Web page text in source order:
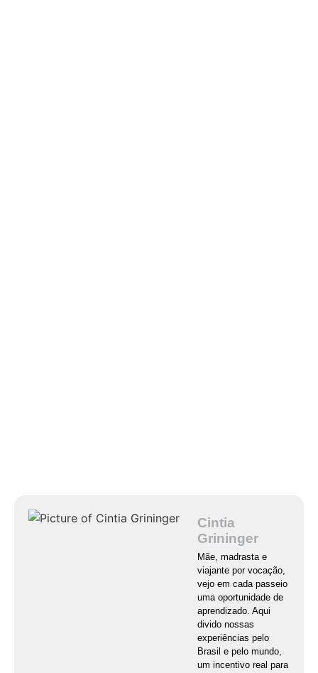
Cintia
Grininger
Mãe, madrasta e
viajante por vocação,
vejo em cada passeio
uma oportunidade de
aprendizado. Aqui
divido nossas
experiências pelo
Brasil e pelo mundo,
um incentivo real para